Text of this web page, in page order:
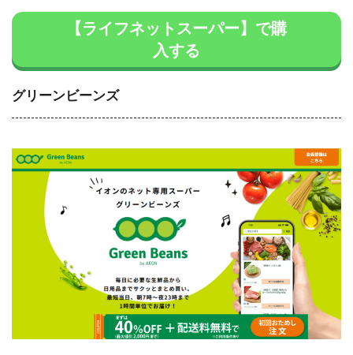
【ライフネットスーパー】で購
入する
グリーンビーンズ